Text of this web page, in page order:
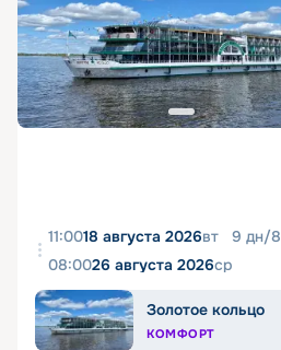
11:0018 августа 2026вт 9 дн/8
08:0026 августа 2026ср
Золотое кольцо
КОМФОРТ